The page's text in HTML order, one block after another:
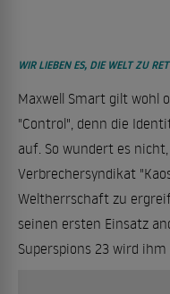
WIR LIEBEN ES, DIE WELT ZU
Maxwell Smart gilt wohl
"Control", denn die
auf. So wundert es
Verbrechersyndikat
Weltherrschaft zu
seinen ersten Einsatz
Superspions 23 wird